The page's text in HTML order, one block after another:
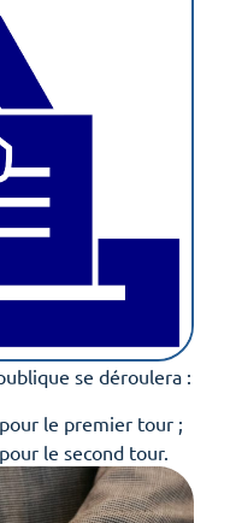
se déroulera :
le premier tour ;
le second tour.